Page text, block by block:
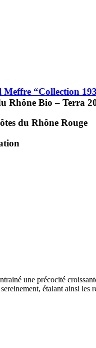
Meffre “Collection
Rhône Bio – Terra
du RhôneRouge
une précocité
étalant ainsi les